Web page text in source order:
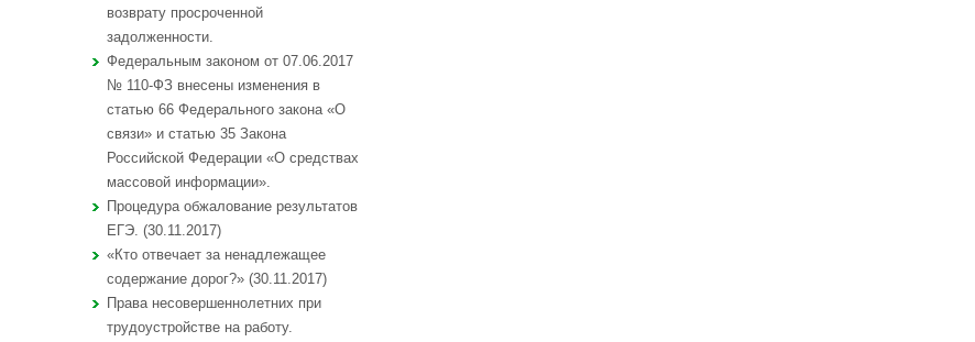
возврату просроченной
задолженности.
Федеральным законом от 07.06.2017
№ 110-ФЗ внесены изменения в
статью 66 Федерального закона «О
связи» и статью 35 Закона
Российской Федерации «О средствах
массовой информации».
Процедура обжалование результатов
ЕГЭ. (30.11.2017)
«Кто отвечает за ненадлежащее
содержание дорог?» (30.11.2017)
Права несовершеннолетних при
трудоустройстве на работу.